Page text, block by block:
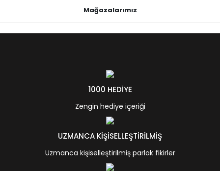
Mağazalarımız
1000 HEDİYE
Zengin hediye içeriği
UZMANCA KİŞİSELLEŞTİRİLMİŞ
Uzmanca kişiselleştirilmiş parlak fikirler